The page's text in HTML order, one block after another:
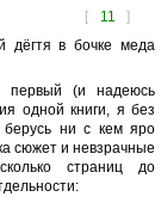
[ 11 ]
дёгтя в бочке меда
первый (и надеюсь
одной книги, я без
ни с кем яро
сюжет и невзрачные
страниц до